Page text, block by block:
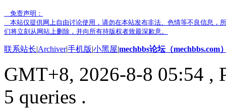
免责声明：
本站仅提供网上自由讨论使用，请勿在本站发布非法、色情等不良信息，
们将立刻从网站上删除，并向所有持版权者致最深歉意。
联系站长|Archiver|手机版|小黑屋|mechbbs论坛（mechbbs.com
GMT+8, 2026-8-8 05:54 ,
5 queries .